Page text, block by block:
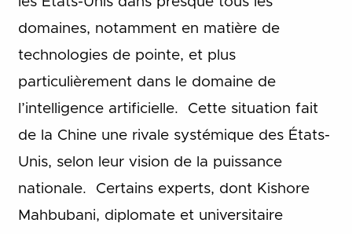
domaines, notamment en matière de
technologies de pointe, et plus
particulièrement dans le domaine de
l’intelligence artificielle. Cette situation fait
de la Chine une rivale systémique des États-
Unis, selon leur vision de la puissance
nationale. Certains experts, dont Kishore
Mahbubani, diplomate et universitaire